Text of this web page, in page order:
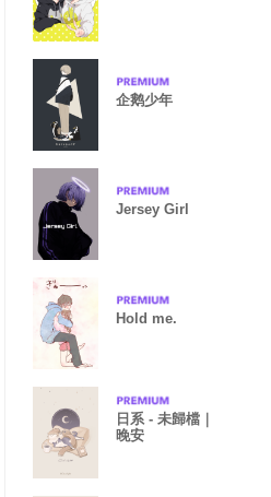
企鹅少年
Jersey Girl
Hold me.
日系 - 未歸檔｜
晚安